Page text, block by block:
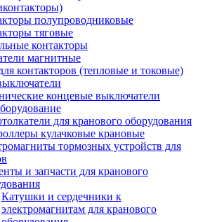
полупроводниковые
тяговые
контакторы
магнитные
контакторов (тепловые и токовые)
концевые выключатели
для кранового оборудования
кулачковые крановые
тормозных устройств для
и запчасти для кранового
Катушки и сердечники к
электромагнитам для кранового